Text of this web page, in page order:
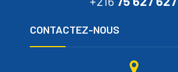
CONTACTEZ-NOUS